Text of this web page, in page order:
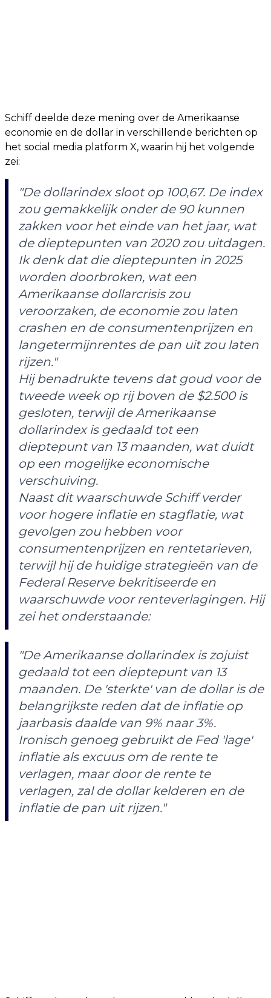
Schiff deelde deze mening over de Amerikaanse
economie en de dollar in verschillende berichten op
het social media platform X, waarin hij het volgende
zei:
"De dollarindex sloot op 100,67. De index
zou gemakkelijk onder de 90 kunnen
zakken voor het einde van het jaar, wat
de dieptepunten van 2020 zou uitdagen.
Ik denk dat die dieptepunten in 2025
worden doorbroken, wat een
Amerikaanse dollarcrisis zou
veroorzaken, de economie zou laten
crashen en de consumentenprijzen en
langetermijnrentes de pan uit zou laten
rijzen."
Hijbenadruktetevens dat goud voor de
tweede week op rij boven de $2.500 is
gesloten, terwijl de Amerikaanse
dollarindex is gedaald tot een
dieptepunt van 13 maanden, wat duidt
op een mogelijke economische
verschuiving.
Naast dit waarschuwde Schiff verder
voor hogere inflatie en stagflatie, wat
gevolgen zou hebben voor
consumentenprijzen en rentetarieven,
terwijl hij de huidige strategieën van de
Federal Reserve bekritiseerde en
waarschuwde voor renteverlagingen. Hij
zei het onderstaande:
"De Amerikaanse dollarindex is zojuist
gedaald tot een dieptepunt van 13
maanden. De 'sterkte' van de dollar is de
belangrijkste reden dat de inflatie op
jaarbasis daalde van 9% naar 3%.
Ironisch genoeg gebruikt de Fed 'lage'
inflatie als excuus om de rente te
verlagen, maar door de rente te
verlagen, zal de dollar kelderen en de
inflatie de pan uit rijzen."